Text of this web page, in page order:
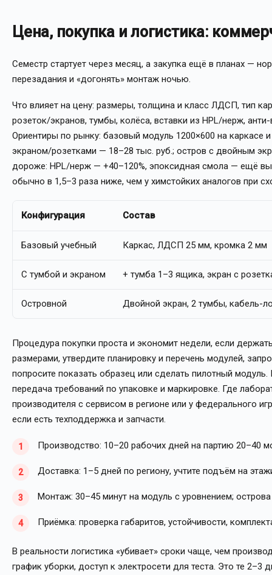
Цена, покупка и логистика:
Семестр стартует через месяц, а закупка ещё в планах —
перезадания и «догонять» монтаж ночью.
Что влияет на цену: размеры, толщина и класс ЛДСП, тип
розеток/экранов, тумбы, колёса, вставки из HPL/нерж,
Ориентиры по рынку: базовый модуль 1200×600 на
экраном/розетками — 18–28 тыс. руб.; остров с двойным
дороже: HPL/нерж — +40–120%, эпоксидная смола — ещё
обычно в 1,5–3 раза ниже, чем у химстойких аналогов при
Конфигурация Состав
Базовый учебный Каркас, ЛДСП 25 мм, кромка 2 мм
С тумбой и экраном + тумба 1–3 ящика, экран с
Островной Двойной экран, 2 тумбы, кабель-
Процедура покупки проста и экономит недели, если
размерами, утвердите планировку и перечень модулей,
попросите показать образец или сделать пилотный
передача требований по упаковке и маркировке. Где
производителя с сервисом в регионе или у федерального
если есть техподдержка и запчасти.
Производство: 10–20 рабочих дней на партию 20–40
Доставка: 1–5 дней по региону, учтите подъём на
Монтаж: 30–45 минут на модуль с уровнением;
Приёмка: проверка габаритов, устойчивости,
В реальности логистика «убивает» сроки чаще, чем
график уборки, доступ к электросети для теста. Это те 2–3